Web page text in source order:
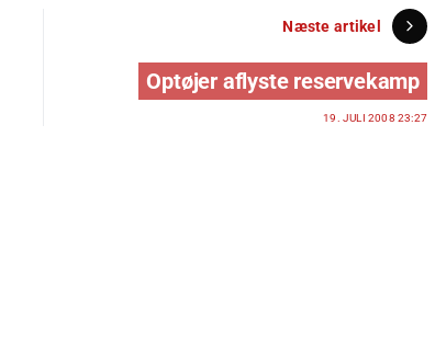
Næste artikel
Optøjer aflyste reservekamp
19. JULI 2008 23:27